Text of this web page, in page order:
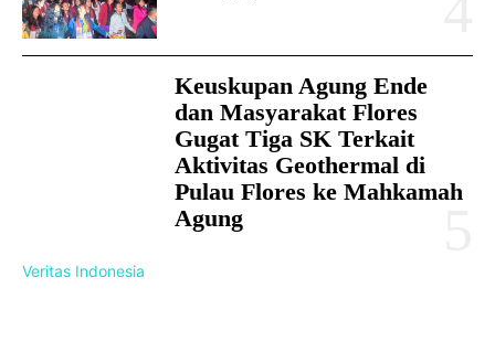
Keuskupan Agung Ende
dan Masyarakat Flores
Gugat Tiga SK Terkait
Aktivitas Geothermal di
Pulau Flores ke Mahkamah
Agung
Veritas Indonesia